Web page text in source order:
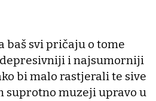
baš svi pričaju o tome
i najsumorniji
bi malo rastjerali te sive
suprotno muzeji upravo u